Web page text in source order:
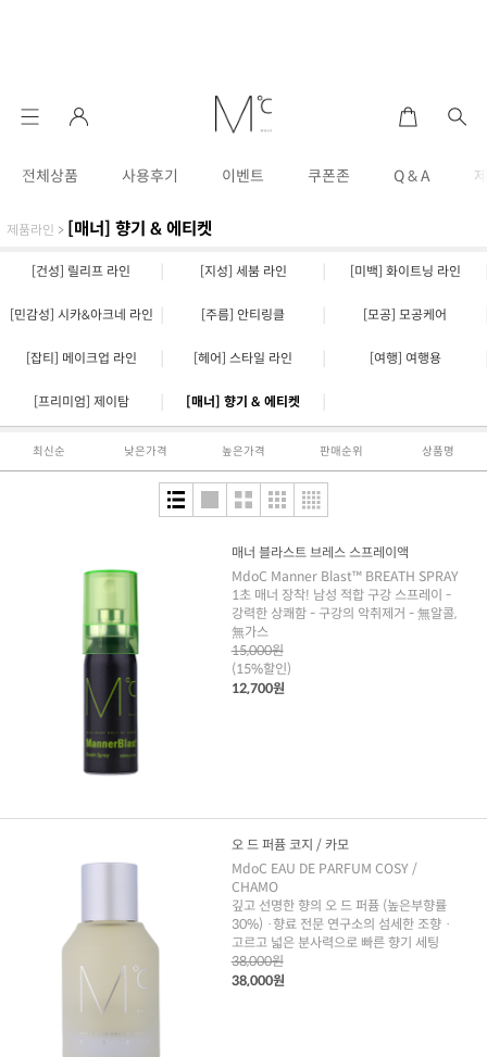
전체상품 사용후기 이벤트 쿠폰존 Q & A
제품라인 > [매너] 향기 & 에티켓
[건성] 릴리프 라인 [지성] 세붐 라인 [미백] 화이트닝 라인
[민감성] 시카&아크네 라인 [주름] 안티링클 [모공] 모공케어
[잡티] 메이크업 라인 [헤어] 스타일 라인 [여행] 여행용
[프리미엄] 제이탐 [매너] 향기 & 에티켓
최신순 낮은가격 높은가격 판매순위 상품명
매너 블라스트 브레스 스프레이액
MdoC Manner Blast™ BREATH SPRAY
1초 매너 장착! 남성 적합 구강 스프레이 -
강력한 상쾌함 - 구강의 악취제거 - 無알콜,
無가스
15,000원
(15%할인)
12,700원
오 드 퍼퓸 코지 / 카모
MdoC EAU DE PARFUM COSY /
CHAMO
깊고 선명한 향의 오 드 퍼퓸 (높은부향률
30%) ·향료 전문 연구소의 섬세한 조향 ·
고르고 넓은 분사력으로 빠른 향기 세팅
38,000원
38,000원